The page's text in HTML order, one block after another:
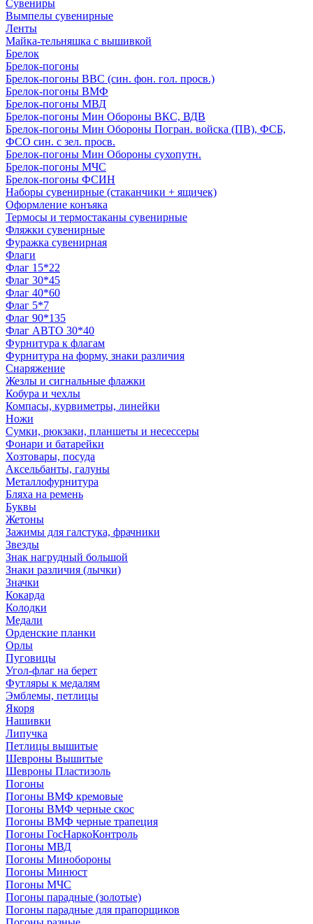
Сувениры
Вымпелы сувенирные
Ленты
Майка-тельняшка с вышивкой
Брелок
Брелок-погоны
Брелок-погоны ВВС (син. фон. гол. просв.)
Брелок-погоны ВМФ
Брелок-погоны МВД
Брелок-погоны Мин Обороны ВКС, ВДВ
Брелок-погоны Мин Обороны Погран. войска (ПВ), ФСБ,
ФСО син. с зел. просв.
Брелок-погоны Мин Обороны сухопутн.
Брелок-погоны МЧС
Брелок-погоны ФСИН
Наборы сувенирные (стаканчики + ящичек)
Оформление конъяка
Термосы и термостаканы сувенирные
Фляжки сувенирные
Фуражка сувенирная
Флаги
Флаг 15*22
Флаг 30*45
Флаг 40*60
Флаг 5*7
Флаг 90*135
Флаг АВТО 30*40
Фурнитура к флагам
Фурнитура на форму, знаки различия
Снаряжение
Жезлы и сигнальные флажки
Кобура и чехлы
Компасы, курвиметры, линейки
Ножи
Сумки, рюкзаки, планшеты и несессеры
Фонари и батарейки
Хозтовары, посуда
Аксельбанты, галуны
Металлофурнитура
Бляха на ремень
Буквы
Жетоны
Зажимы для галстука, фрачники
Звезды
Знак нагрудный большой
Знаки различия (лычки)
Значки
Кокарда
Колодки
Медали
Орденские планки
Орлы
Пуговицы
Угол-флаг на берет
Футляры к медалям
Эмблемы, петлицы
Якоря
Нашивки
Липучка
Петлицы вышитые
Шевроны Вышитые
Шевроны Пластизоль
Погоны
Погоны ВМФ кремовые
Погоны ВМФ черные скос
Погоны ВМФ черные трапеция
Погоны ГосНаркоКонтроль
Погоны МВД
Погоны Минобороны
Погоны Минюст
Погоны МЧС
Погоны парадные (золотые)
Погоны парадные для прапорщиков